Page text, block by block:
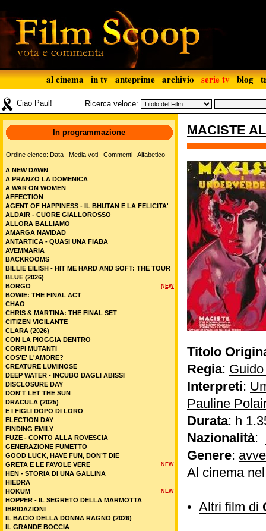
al cinema in tv anteprime archivio serie tv blog
Ciao Paul! Ricerca veloce:
MACISTE
Titolo
Regia:
Interpreti:
Pauline
Durata: h
Nazionalità:
Genere:
Al cinema
• Altri film di
In programmazione
Ordine elenco: Data Media voti Commenti Alfabetico
A NEW DAWN
A PRANZO LA DOMENICA
A WAR ON WOMEN
AFFECTION
AGENT OF HAPPINESS - IL BHUTAN E LA FELICITA'
ALDAIR - CUORE GIALLOROSSO
ALLORA BALLIAMO
AMARGA NAVIDAD
ANTARTICA - QUASI UNA FIABA
AVEMMARIA
BACKROOMS
BILLIE EILISH - HIT ME HARD AND SOFT: THE TOUR
BLUE (2026)
NEW
BORGO
BOWIE: THE FINAL ACT
CHAO
CHRIS & MARTINA: THE FINAL SET
CITIZEN VIGILANTE
CLARA (2026)
CON LA PIOGGIA DENTRO
CORPI MUTANTI
COS'E' L'AMORE?
CREATURE LUMINOSE
DEEP WATER - INCUBO DAGLI ABISSI
DISCLOSURE DAY
DON'T LET THE SUN
DRACULA (2025)
E I FIGLI DOPO DI LORO
ELECTION DAY
FINDING EMILY
FUZE - CONTO ALLA ROVESCIA
GENERAZIONE FUMETTO
GOOD LUCK, HAVE FUN, DON’T DIE
NEW
GRETA E LE FAVOLE VERE
HEN - STORIA DI UNA GALLINA
HIEDRA
NEW
HOKUM
HOPPER - IL SEGRETO DELLA MARMOTTA
IBRIDAZIONI
IL BACIO DELLA DONNA RAGNO (2026)
IL GRANDE BOCCIA